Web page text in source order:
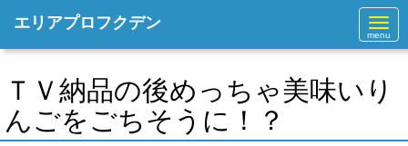
N
a
v
g
a
o
エリアプロフクデン
ＴＶ納品の後めっちゃ美味いり
んごをごちそうに！？